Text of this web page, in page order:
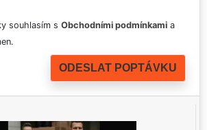
souhlasím s Obchodními podmínkami a